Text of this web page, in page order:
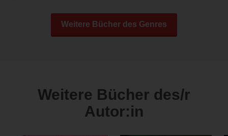
Weitere Bücher des Genres
Weitere Bücher des/r
Autor:in